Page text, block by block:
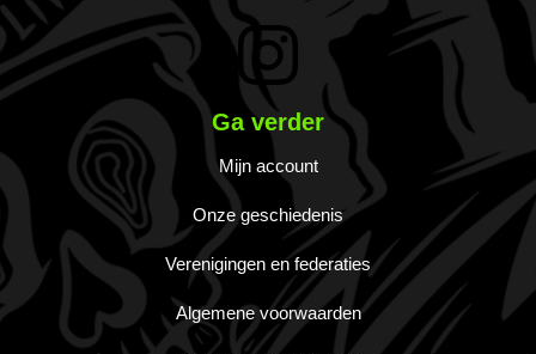
Ga verder
Mijn account
Onze geschiedenis
Verenigingen en federaties
Algemene voorwaarden